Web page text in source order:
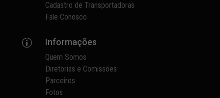
Cadastro de Transportadoras
Fale Conosco
p Informações
Quem Somos
Diretorias e Comissões
Parceiros
Fotos